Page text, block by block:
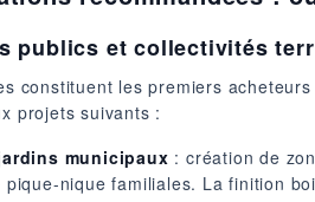
publics et collectivités
constituent les premiers
projets suivants :
municipaux : création de
pique-nique familiales. La finition